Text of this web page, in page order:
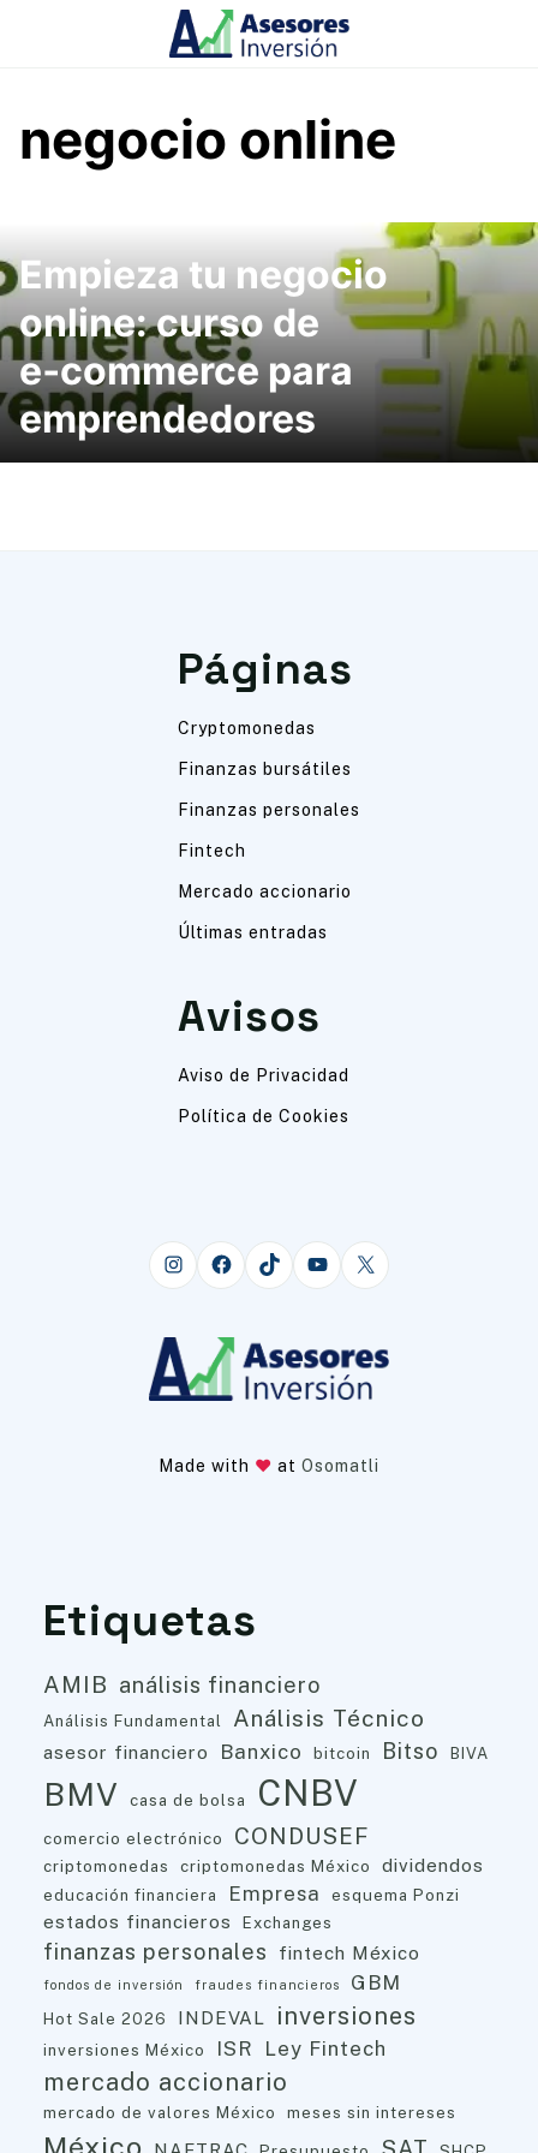
negocio online
Empieza tu negocio
online: curso de
e‑commerce para
emprendedores
Páginas
Cryptomonedas
Finanzas bursátiles
Finanzas personales
Fintech
Mercado accionario
Últimas entradas
Avisos
Aviso de Privacidad
Política de Cookies
Instagram
FacebookTikTokYouTube
X
Made with at Osomatli
Etiquetas
AMIB análisis financiero
Análisis Fundamental Análisis Técnico
asesor financiero Banxico bitcoin Bitso BIVA
BMV casa de bolsa CNBV
comercio electrónico CONDUSEF
criptomonedas criptomonedas México dividendos
educación financiera Empresa esquema Ponzi
estados financieros Exchanges
finanzas personales fintech México
fondos de inversión fraudes financieros GBM
Hot Sale 2026 INDEVAL inversiones
inversiones México ISR Ley Fintech
mercado accionario
mercado de valores México meses sin intereses
México